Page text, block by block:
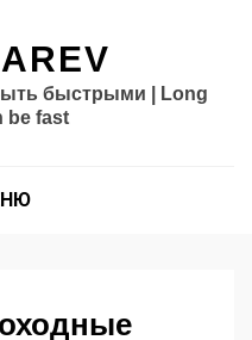
быстрыми | Long
be fast